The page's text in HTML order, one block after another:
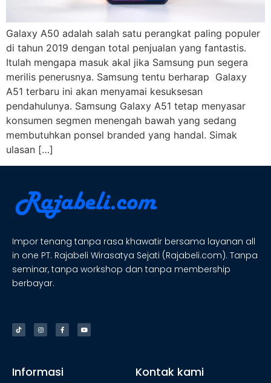
Galaxy A50 adalah salah satu perangkat paling populer
di tahun 2019 dengan total penjualan yang fantastis.
Itulah mengapa masuk akal jika Samsung pun segera
merilis penerusnya. Samsung tentu berharap Galaxy
A51 terbaru ini akan menyamai kesuksesan
pendahulunya. Samsung Galaxy A51 tetap menyasar
konsumen segmen menengah bawah yang sedang
membutuhkan ponsel branded yang handal. Simak
ulasan […]
Impor tenang tanpa rasa khawatir bersama layanan all
in one PT. Rajabeli Wirasatya Sejati (Rajabeli.com). Tanpa
seminar, tanpa workshop dan tanpa membership
berbayar.
Informasi Kontak kami